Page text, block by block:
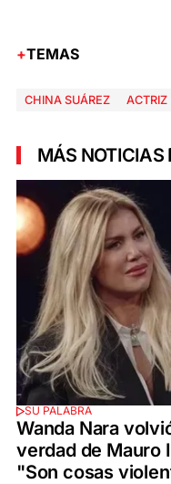
TEMAS
CHINA SUÁREZ ACTRIZ
MÁS NOTICIAS
SU PALABRA
Wanda Nara
verdad de Mauro
"Son cosas